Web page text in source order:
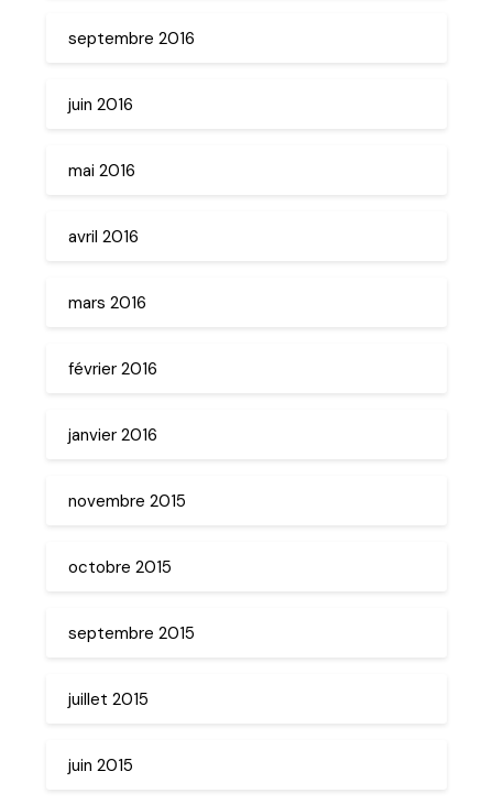
septembre 2016
juin 2016
mai 2016
avril 2016
mars 2016
février 2016
janvier 2016
novembre 2015
octobre 2015
septembre 2015
juillet 2015
juin 2015